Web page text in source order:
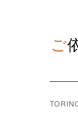
ご依頼作業：Mercedes AMG C63S ステーションワゴン